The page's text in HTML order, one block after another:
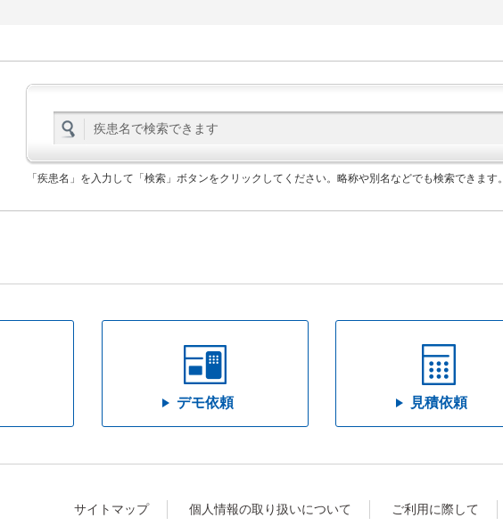
「疾患名」を入力して「検索」ボタンをクリックしてください。略称や別名などでも検索できます。
デモ依頼 見積依頼
サイトマップ 個人情報の取り扱いについて ご利用に際して